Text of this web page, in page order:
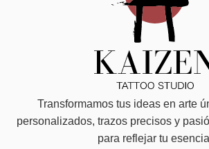
Transformamos tus ideas en arte
personalizados, trazos precisos y
para reflejar tu